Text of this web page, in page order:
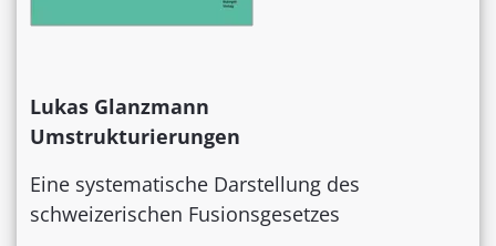
Lukas Glanzmann
Umstrukturierungen
Eine systematische Darstellung des
schweizerischen Fusionsgesetzes